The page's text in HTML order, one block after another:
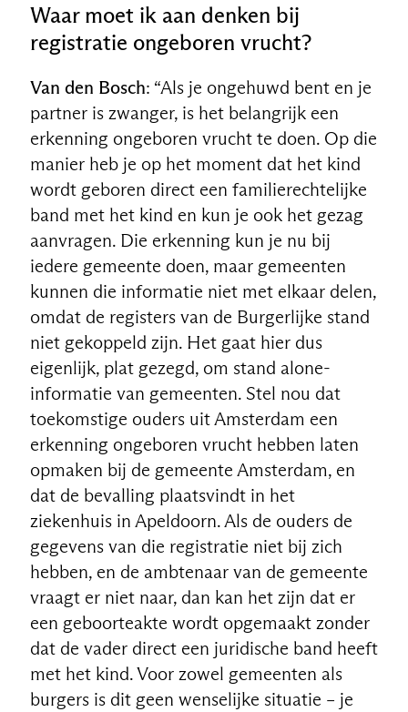
Waar moet ik aan denken bij
registratie ongeboren vrucht?
Van den Bosch: “Als je ongehuwd bent en je
partner is zwanger, is het belangrijk een
erkenning ongeboren vrucht te doen. Op die
manier heb je op het moment dat het kind
wordt geboren direct een familierechtelijke
band met het kind en kun je ook het gezag
aanvragen. Die erkenning kun je nu bij
iedere gemeente doen, maar gemeenten
kunnen die informatie niet met elkaar delen,
omdat de registers van de Burgerlijke stand
niet gekoppeld zijn. Het gaat hier dus
eigenlijk, plat gezegd, om stand alone-
informatie van gemeenten. Stel nou dat
toekomstige ouders uit Amsterdam een
erkenning ongeboren vrucht hebben laten
opmaken bij de gemeente Amsterdam, en
dat de bevalling plaatsvindt in het
ziekenhuis in Apeldoorn. Als de ouders de
gegevens van die registratie niet bij zich
hebben, en de ambtenaar van de gemeente
vraagt er niet naar, dan kan het zijn dat er
een geboorteakte wordt opgemaakt zonder
dat de vader direct een juridische band heeft
met het kind. Voor zowel gemeenten als
burgers is dit geen wenselijke situatie – je